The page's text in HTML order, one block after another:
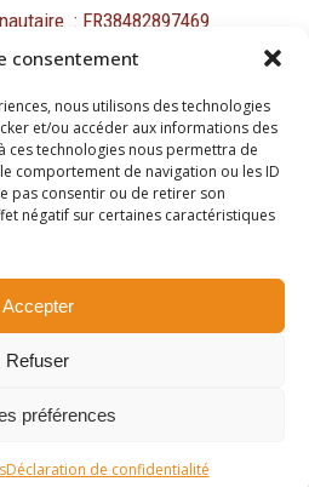
consentement
nous utilisons des technologies
et/ou accéder aux informations des
ces technologies nous permettra de
comportement de navigation ou les ID
pas consentir ou de retirer son
négatif sur certaines caractéristiques
Accepter
Refuser
préférences
Déclaration de confidentialité
: FR38482897469
légales
personnelles et cookies
Communication